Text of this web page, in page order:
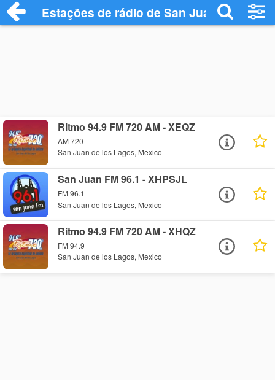
Estações de rádio de San Juan de los
Ritmo 94.9 FM 720 AM - XEQZ
AM 720
San Juan de los Lagos, Mexico
San Juan FM 96.1 - XHPSJL
FM 96.1
San Juan de los Lagos, Mexico
Ritmo 94.9 FM 720 AM - XHQZ
FM 94.9
San Juan de los Lagos, Mexico